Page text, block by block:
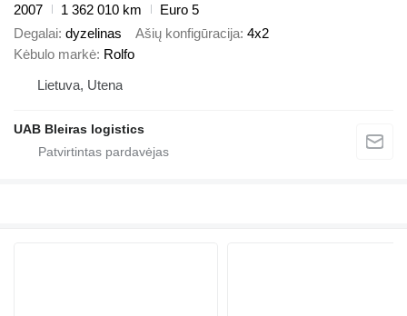
2007
1 362 010 km
Euro 5
Degalai dyzelinas Ašių konfigūracija 4x2
Kėbulo markė Rolfo
Lietuva, Utena
UAB Bleiras logistics